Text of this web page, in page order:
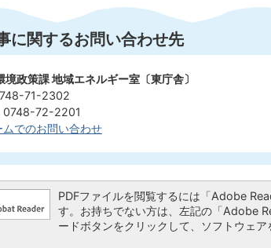
に関するお問い合わせ先
境政策課 地域エネルギー室〔東庁舎〕
71-2302
0748-72-2201
ムでのお問い合わせ
PDFファイルを閲覧するには「Adobe
す。お持ちでない方は、左記の「Adobe
ードボタンをクリックして、ソフトウェ